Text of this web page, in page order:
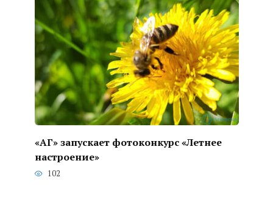
«АГ» запускает фотоконкурс «Летнее
настроение»
102